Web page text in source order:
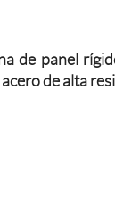
de panel
de alta